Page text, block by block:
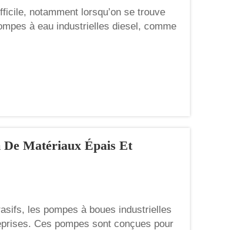
notamment lorsqu’on se trouve
à eau industrielles diesel, comme
Ces pompes sont conçues pour
De Matériaux Épais Et
les pompes à boues industrielles
Ces pompes sont conçues pour